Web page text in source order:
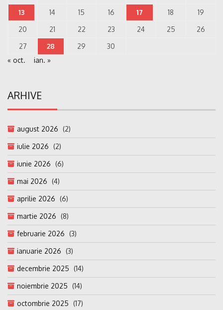
13
14 15 16 17 18
19
20
21 22 23 24 25
26
27
28 29
30
« oct.
ian. »
ARHIVE
august 2026 (2)
iulie 2026 (2)
iunie 2026 (6)
mai 2026 (4)
aprilie 2026 (6)
martie 2026 (8)
februarie 2026 (3)
ianuarie 2026 (3)
decembrie 2025 (14)
noiembrie 2025 (14)
octombrie 2025 (17)